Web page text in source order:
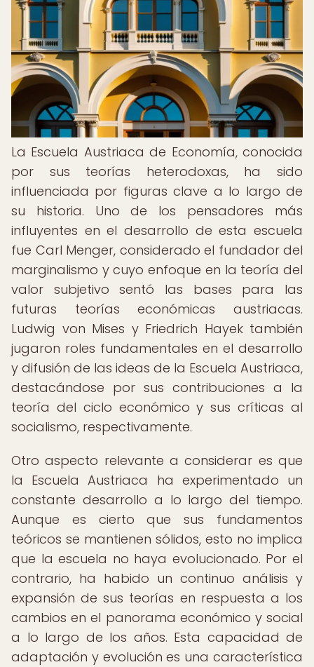
La Escuela Austriaca de Economía, conocida
por sus teorías heterodoxas, ha sido
influenciada por figuras clave a lo largo de
su historia. Uno de los pensadores más
influyentes en el desarrollo de esta escuela
fue Carl Menger, considerado el fundador del
marginalismo y cuyo enfoque en la teoría del
valor subjetivo sentó las bases para las
futuras teorías económicas austriacas.
Ludwig von Mises y Friedrich Hayek también
jugaron roles fundamentales en el desarrollo
y difusión de las ideas de la Escuela Austriaca,
destacándose por sus contribuciones a la
teoría del ciclo económico y sus críticas al
socialismo, respectivamente.
Otro aspecto relevante a considerar es que
la Escuela Austriaca ha experimentado un
constante desarrollo a lo largo del tiempo.
Aunque es cierto que sus fundamentos
teóricos se mantienen sólidos, esto no implica
que la escuela no haya evolucionado. Por el
contrario, ha habido un continuo análisis y
expansión de sus teorías en respuesta a los
cambios en el panorama económico y social
a lo largo de los años. Esta capacidad de
adaptación y evolución es una característica